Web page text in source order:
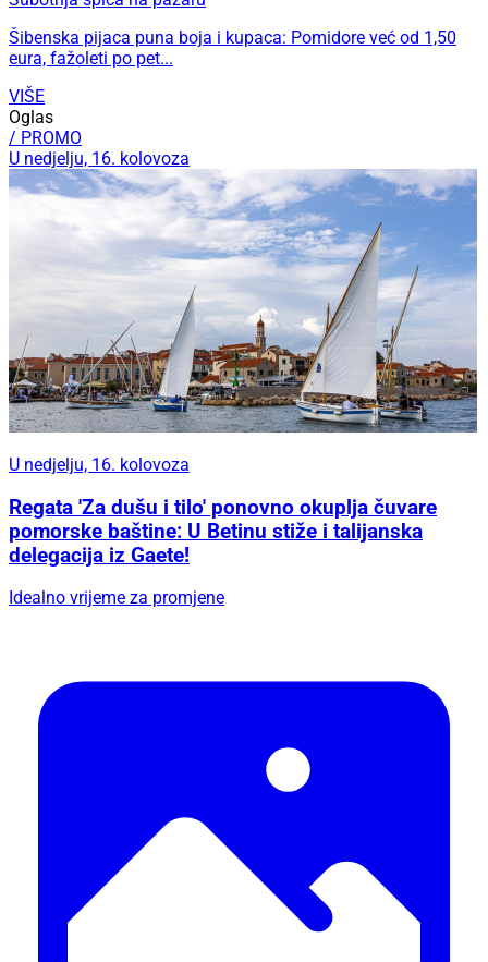
Šibenska pijaca puna boja i kupaca: Pomidore već od 1,50
eura, fažoleti po pet...
VIŠE
Oglas
/ PROMO
U nedjelju, 16. kolovoza
U nedjelju, 16. kolovoza
Regata 'Za dušu i tilo' ponovno okuplja čuvare
pomorske baštine: U Betinu stiže i talijanska
delegacija iz Gaete!
Idealno vrijeme za promjene